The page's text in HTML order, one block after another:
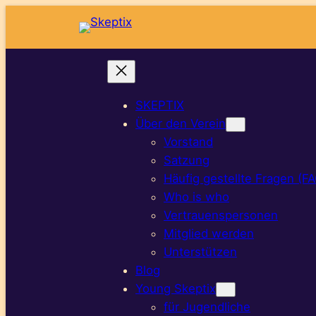
springen
SKEPTIX
Über den Verein
Vorstand
Satzung
Häufig gestellte Fragen
Who is who
Vertrauenspersonen
Mitglied werden
Unterstützen
Blog
Young Skeptix
für Jugendliche